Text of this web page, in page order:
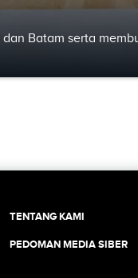
Batam serta
TENTANG KAMI
PEDOMAN MEDIA SIBER